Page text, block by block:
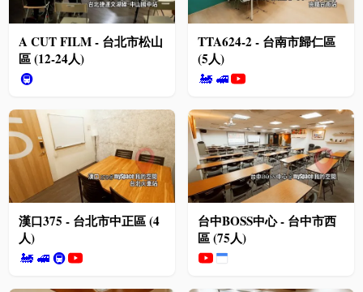
A CUT FILM - 台北市松山
區 (12-24人)
🚇
TTA624-2 - 台南市歸仁區
(5人)
🚂 🚅
漢口375 - 台北市中正區 (4
人)
🚂 🚅 🚇
台中BOSS中心 - 台中市西
區 (75人)